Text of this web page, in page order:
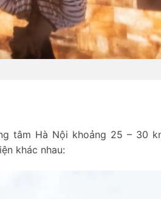
tâm Hà Nội khoảng 25 – 30
khác nhau: